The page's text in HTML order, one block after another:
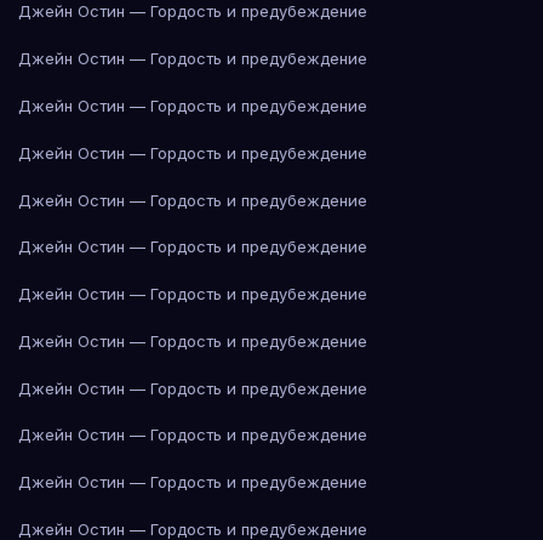
Джейн Остин — Гордость и предубеждение
Джейн Остин — Гордость и предубеждение
Джейн Остин — Гордость и предубеждение
Джейн Остин — Гордость и предубеждение
Джейн Остин — Гордость и предубеждение
Джейн Остин — Гордость и предубеждение
Джейн Остин — Гордость и предубеждение
Джейн Остин — Гордость и предубеждение
Джейн Остин — Гордость и предубеждение
Джейн Остин — Гордость и предубеждение
Джейн Остин — Гордость и предубеждение
Джейн Остин — Гордость и предубеждение